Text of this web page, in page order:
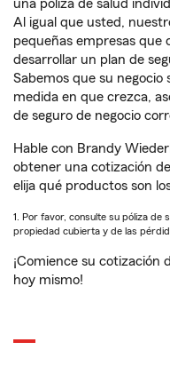
una póliza de salud
Al igual que usted,
pequeñas empresas que
desarrollar un plan de
Sabemos que su
medida en que crezca,
de seguro de negocio
Hable con Brandy
obtener una cotización
elija qué productos son
1. Por favor, consulte su póliza de
propiedad cubierta y de las
¡Comience su cotización
hoy mismo!